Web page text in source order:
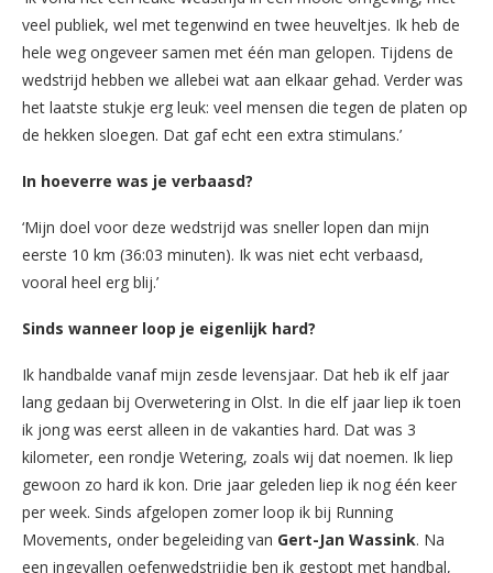
veel publiek, wel met tegenwind en twee heuveltjes. Ik heb de
hele weg ongeveer samen met één man gelopen. Tijdens de
wedstrijd hebben we allebei wat aan elkaar gehad. Verder was
het laatste stukje erg leuk: veel mensen die tegen de platen op
de hekken sloegen. Dat gaf echt een extra stimulans.’
In hoeverre was je verbaasd?
‘Mijn doel voor deze wedstrijd was sneller lopen dan mijn
eerste 10 km (36:03 minuten). Ik was niet echt verbaasd,
vooral heel erg blij.’
Sinds wanneer loop je eigenlijk hard?
Ik handbalde vanaf mijn zesde levensjaar. Dat heb ik elf jaar
lang gedaan bij Overwetering in Olst. In die elf jaar liep ik toen
ik jong was eerst alleen in de vakanties hard. Dat was 3
kilometer, een rondje Wetering, zoals wij dat noemen. Ik liep
gewoon zo hard ik kon. Drie jaar geleden liep ik nog één keer
per week. Sinds afgelopen zomer loop ik bij Running
Movements, onder begeleiding van Gert-Jan Wassink. Na
een ingevallen oefenwedstrijdje ben ik gestopt met handbal,